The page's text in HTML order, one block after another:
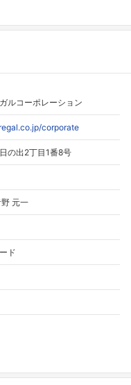
ルコーポレーション
corporate
の出2丁目1番8号
元一
ド